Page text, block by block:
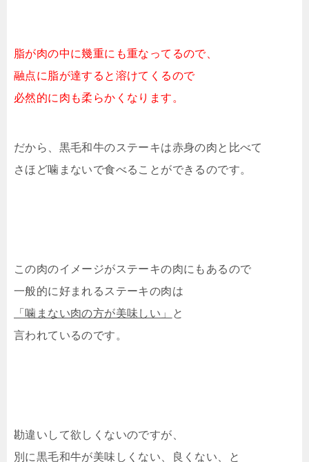
脂が肉の中に幾重にも重なってるので、
融点に脂が達すると溶けてくるので
必然的に肉も柔らかくなります。
だから、黒毛和牛のステーキは赤身の肉と比べて
さほど噛まないで食べることができるのです。
この肉のイメージがステーキの肉にもあるので
一般的に好まれるステーキの肉は
「噛まない肉の方が美味しい」
と
言われているのです。
勘違いして欲しくないのですが、
別に黒毛和牛が美味しくない、良くない、と